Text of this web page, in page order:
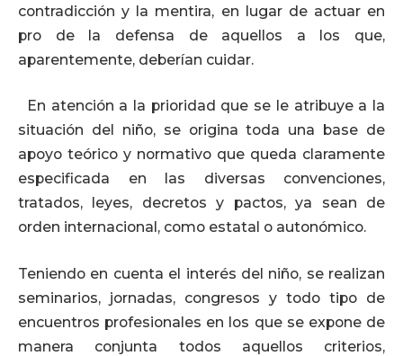
contradicción y la mentira, en lugar de actuar en
pro de la defensa de aquellos a los que,
aparentemente, deberían cuidar.
En atención a la prioridad que se le atribuye a la
situación del niño, se origina toda una base de
apoyo teórico y normativo que queda claramente
especificada en las diversas convenciones,
tratados, leyes, decretos y pactos, ya sean de
orden internacional, como estatal o autonómico.
Teniendo en cuenta el interés del niño, se realizan
seminarios, jornadas, congresos y todo tipo de
encuentros profesionales en los que se expone de
manera conjunta todos aquellos criterios,